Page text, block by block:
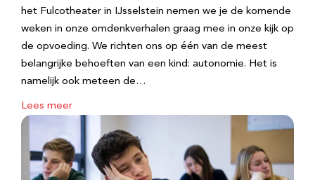
het Fulcotheater in IJsselstein nemen we je de komende
weken in onze omdenkverhalen graag mee in onze kijk op
de opvoeding. We richten ons op één van de meest
belangrijke behoeften van een kind: autonomie. Het is
namelijk ook meteen de…
Lees meer